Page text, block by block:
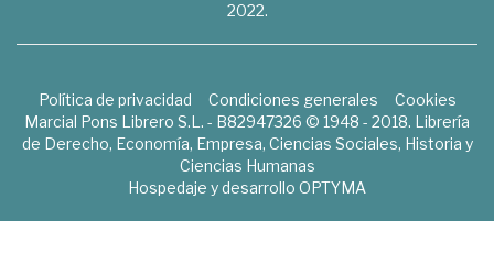
2022.
Política de privacidad Condiciones generales
Cookies
Marcial Pons Librero S.L. - B82947326 © 1948 - 2018. Librería
de Derecho, Economía, Empresa, Ciencias Sociales, Historia y
Ciencias Humanas
Hospedaje y desarrollo OPTYMA